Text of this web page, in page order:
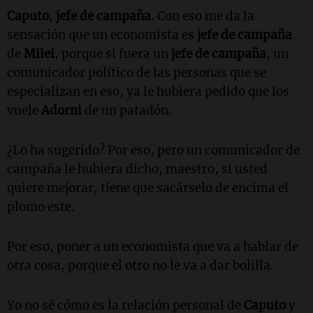
Caputo, jefe de campaña. Con eso me da la
sensación que un economista es jefe de campaña
de Milei, porque si fuera un jefe de campaña, un
comunicador político de las personas que se
especializan en eso, ya le hubiera pedido que los
vuele Adorni de un patadón.
¿Lo ha sugerido? Por eso, pero un comunicador de
campaña le hubiera dicho, maestro, si usted
quiere mejorar, tiene que sacárselo de encima el
plomo este.
Por eso, poner a un economista que va a hablar de
otra cosa, porque el otro no le va a dar bolilla.
Yo no sé cómo es la relación personal de Caputoy